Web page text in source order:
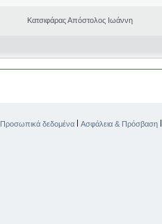
Κατσιφάρας Απόστολος Ιωάννη
Προσωπικά δεδομένα | Ασφάλεια & Πρόσβαση